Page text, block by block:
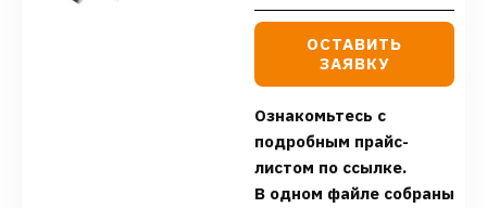
ОСТАВИТЬ
ЗАЯВКУ
Ознакомьтесь с
подробным прайс-
листом по ссылке.
В одном файле собраны